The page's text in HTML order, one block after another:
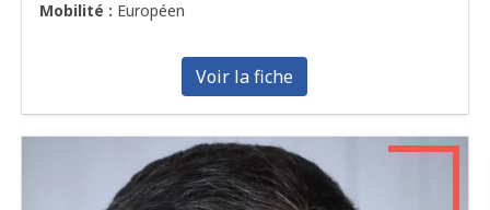
Mobilité : Européen
Voir la fiche